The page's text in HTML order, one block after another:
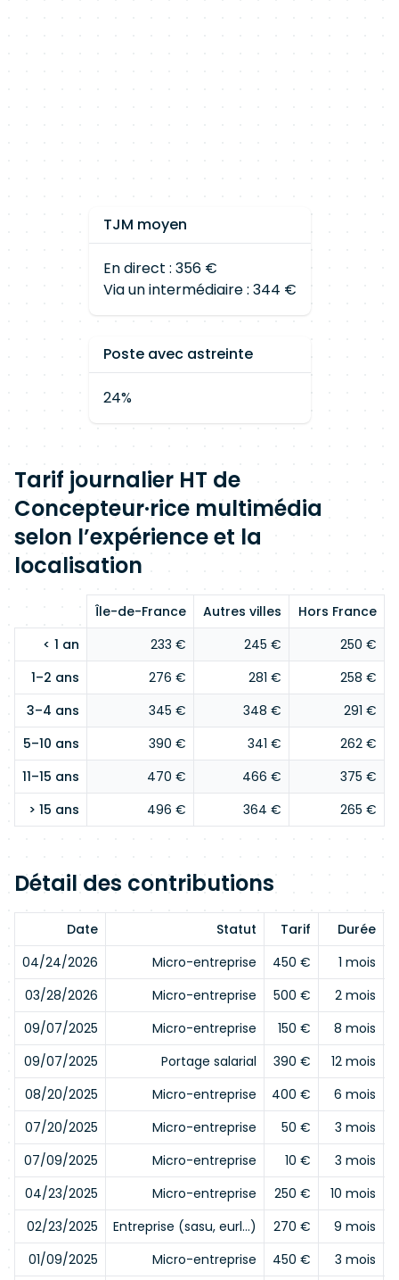
TJM moyen
En direct : 356 €
Via un intermédiaire : 344 €
Poste avec astreinte
24%
Tarif journalier HT de
Concepteur·rice multimédia
selon l’expérience et la
localisation
Île-de-France Autres villes
Hors France
< 1 an
233 € 245 €
250 €
1–2 ans
276 € 281 €
258 €
3–4 ans
345 € 348 €
291 €
5–10 ans
390 € 341 €
262 €
11–15 ans
470 € 466 €
375 €
> 15 ans
496 € 364 € 265 €
Détail des contributions
Date Statut Tarif Durée
04/24/2026
Micro-entreprise 450 €
1 mois
03/28/2026
Micro-entreprise 500 €
2 mois
09/07/2025
Micro-entreprise 150 €
8 mois
09/07/2025
Portage salarial 390 €
12 mois
08/20/2025
Micro-entreprise 400 €
6 mois
07/20/2025
Micro-entreprise 50 €
3 mois
07/09/2025
Micro-entreprise 10 €
3 mois
04/23/2025
Micro-entreprise 250 €
10 mois
02/23/2025
Entreprise (sasu, eurl…) 270 €
9 mois
01/09/2025
Micro-entreprise 450 € 3 mois